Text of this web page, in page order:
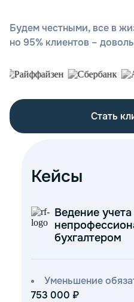
Будем честными, все в
но 95% клиентов –
Стать
Кейсы
Ведение учета
бухгалтером
Уменьшение
753 000 ₽